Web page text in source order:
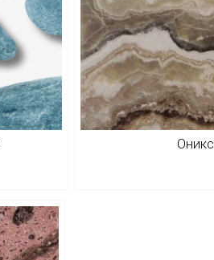
Оникс